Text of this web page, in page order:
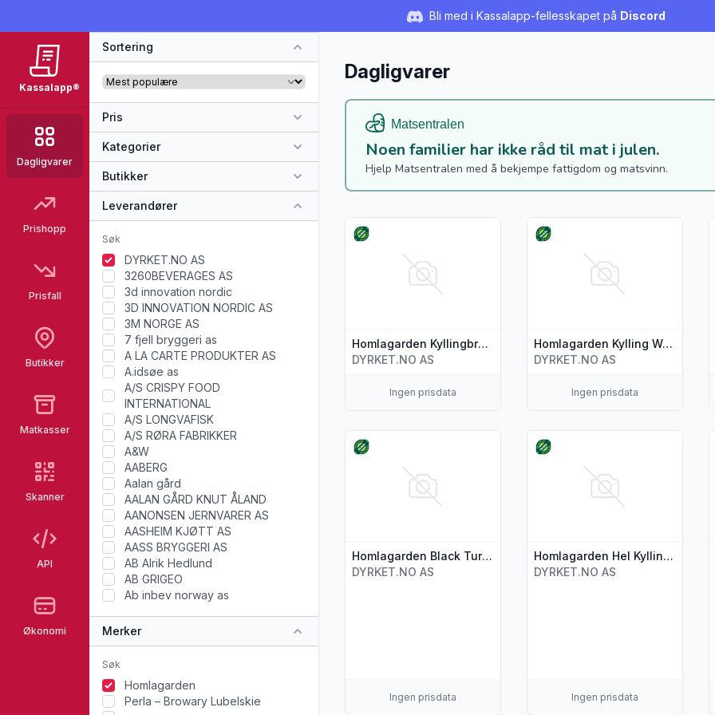
Bli med i Kassalapp-fellesskapet på Discord
Kassalapp®
Dagligvarer
Prishopp
Prisfall
Butikker
Matkasser
Skanner
API
Økonomi
Sortering
Pris
Kategorier
Butikker
Leverandører
DYRKET.NO AS
3260BEVERAGES AS
3d innovation nordic
3D INNOVATION NORDIC AS
3M NORGE AS
7 fjell bryggeri as
A LA CARTE PRODUKTER AS
A.idsøe as
A/S CRISPY FOOD
INTERNATIONAL
A/S LONGVAFISK
A/S RØRA FABRIKKER
A&W
AABERG
Aalan gård
AALAN GÅRD KNUT ÅLAND
AANONSEN JERNVARER AS
AASHEIM KJØTT AS
AASS BRYGGERI AS
AB Alrik Hedlund
AB GRIGEO
Ab inbev norway as
Merker
Homlagarden
Perla – Browary Lubelskie
Dagligvarer
Noen familier har ikke råd til mat i julen.
Hjelp Matsentralen med å bekjempe fattigdom og matsvinn.
Homlagarden Kyllingbryst m/Skinn 290g
DYRKET.NO AS
Ingen prisdata
Vis flere detaljer for produktet "Homlagarden Kyllingbryst m/
Homlagarden Kylling Wok/skivet 400g
DYRKET.NO AS
Ingen prisdata
Vis flere detaljer for produktet
Homlagarden Black Turkey Burger Øko 2-pk 300g
DYRKET.NO AS
Ingen prisdata
Vis flere detaljer for produktet "Homlagarden Black Turkey
Homlagarden Hel Kylling Øko 1.9kg
DYRKET.NO AS
Ingen prisdata
Vis flere detaljer for produktet